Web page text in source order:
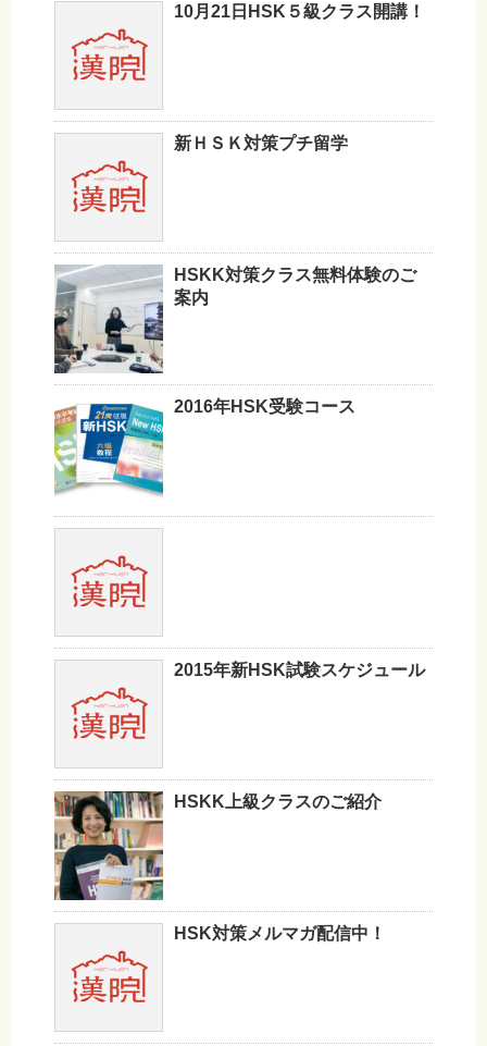
10月21日HSK５級クラス開講！
新ＨＳＫ対策プチ留学
HSKK対策クラス無料体験のご
案内
2016年HSK受験コース
2015年新HSK試験スケジュール
HSKK上級クラスのご紹介
HSK対策メルマガ配信中！